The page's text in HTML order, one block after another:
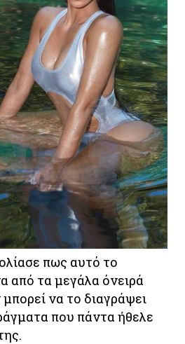
πως αυτό το
από τα μεγάλα όνειρά
να το διαγράψει
που πάντα ήθελε